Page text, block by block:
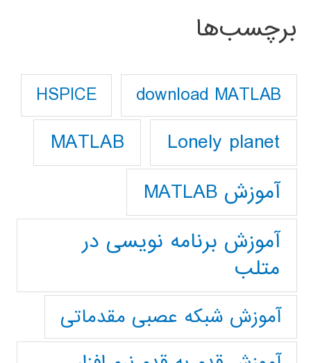
برچسب‌ها
download MATLAB
HSPICE
Lonely planet
MATLAB
آموزش MATLAB
آموزش برنامه نویسی در
متلب
آموزش شبکه عصبی مقدماتی